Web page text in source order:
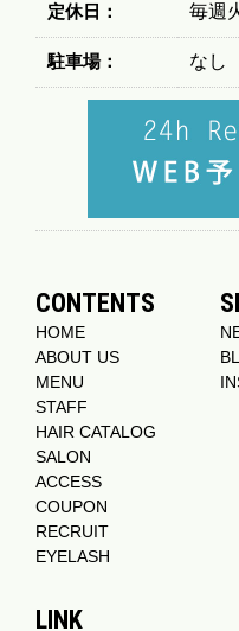
定休日： 毎週
駐車場： なし
CONTENTS
HOME
ABOUT US
MENU
STAFF
HAIR CATALOG
SALON
ACCESS
COUPON
RECRUIT
EYELASH
LINK